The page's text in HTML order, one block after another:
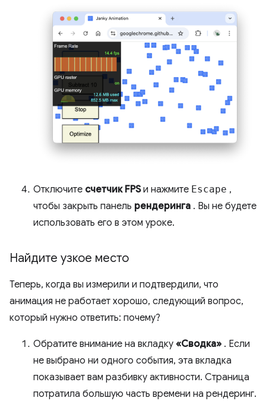
Отключите счетчик FPSи нажмите Escape ,
чтобы закрыть панель рендеринга . Вы не будете
использовать его в этом уроке.
Найдите узкое место
Теперь, когда вы измерили и подтвердили, что
анимация не работает хорошо, следующий вопрос,
который нужно ответить: почему?
Обратите внимание на вкладку «Сводка» . Если
не выбрано ни одного события, эта вкладка
показывает вам разбивку активности. Страница
потратила большую часть времени на рендеринг.